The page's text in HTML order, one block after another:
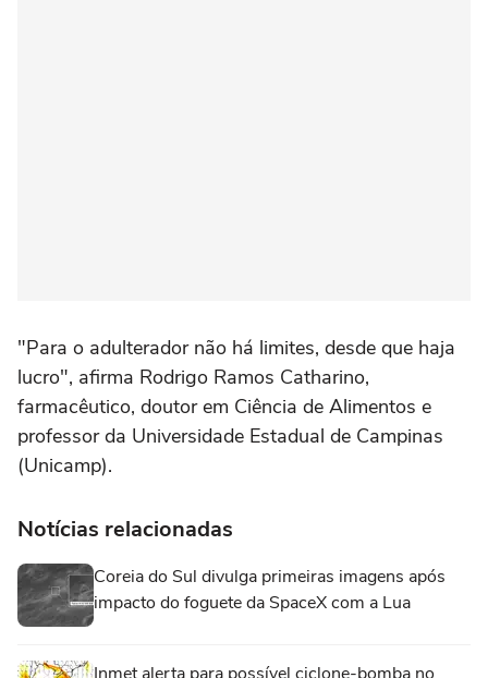
"Para o adulterador não há limites, desde que haja
lucro", afirma Rodrigo Ramos Catharino,
farmacêutico, doutor em Ciência de Alimentos e
professor da Universidade Estadual de Campinas
(Unicamp).
Notícias relacionadas
Coreia do Sul divulga primeiras imagens após
impacto do foguete da SpaceX com a Lua